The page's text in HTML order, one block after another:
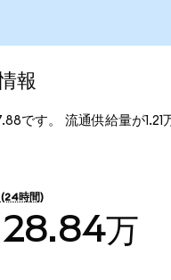
報
です。 流通供給量が
(24時間)
万